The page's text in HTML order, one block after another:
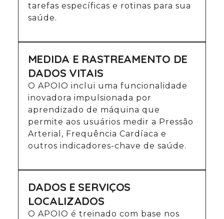
tarefas específicas e rotinas para sua
saúde.
MEDIDA E RASTREAMENTO DE
DADOS VITAIS
O APOIO inclui uma funcionalidade
inovadora impulsionada por
aprendizado de máquina que
permite aos usuários medir a Pressão
Arterial, Frequência Cardíaca e
outros indicadores-chave de saúde.
DADOS E SERVIÇOS
LOCALIZADOS
O APOIO é treinado com base nos